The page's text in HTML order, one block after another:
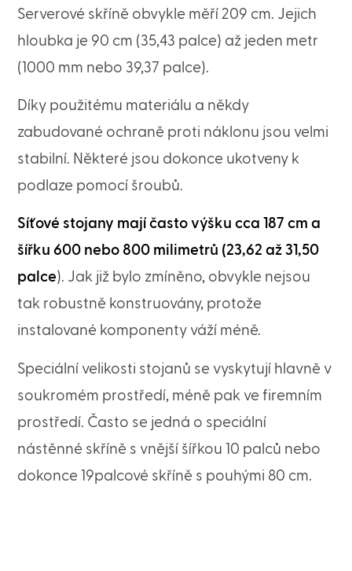
Serverové skříně obvykle měří 209 cm. Jejich
hloubka je 90 cm (35,43 palce) až jeden metr
(1000 mm nebo 39,37 palce).
Díky použitému materiálu a někdy
zabudované ochraně proti náklonu jsou velmi
stabilní. Některé jsou dokonce ukotveny k
podlaze pomocí šroubů.
Síťové stojany mají často výšku cca 187 cm a
šířku 600 nebo 800 milimetrů (23,62 až 31,50
palce). Jak již bylo zmíněno, obvykle nejsou
tak robustně konstruovány, protože
instalované komponenty váží méně.
Speciální velikosti stojanů se vyskytují hlavně v
soukromém prostředí, méně pak ve firemním
prostředí. Často se jedná o speciální
nástěnné skříně s vnější šířkou 10 palců nebo
dokonce 19palcové skříně s pouhými 80 cm.